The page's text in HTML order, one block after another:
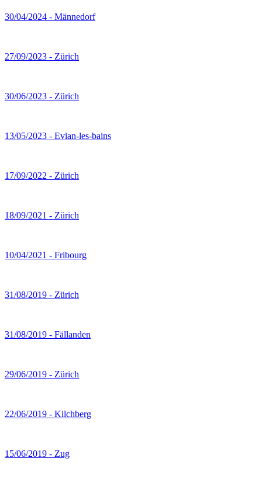
30/04/2024 - Männedorf
27/09/2023 - Zürich
30/06/2023 - Zürich
13/05/2023 - Evian-les-bains
17/09/2022 - Zürich
18/09/2021 - Zürich
10/04/2021 - Fribourg
31/08/2019 - Zürich
31/08/2019 - Fällanden
29/06/2019 - Zürich
22/06/2019 - Kilchberg
15/06/2019 - Zug